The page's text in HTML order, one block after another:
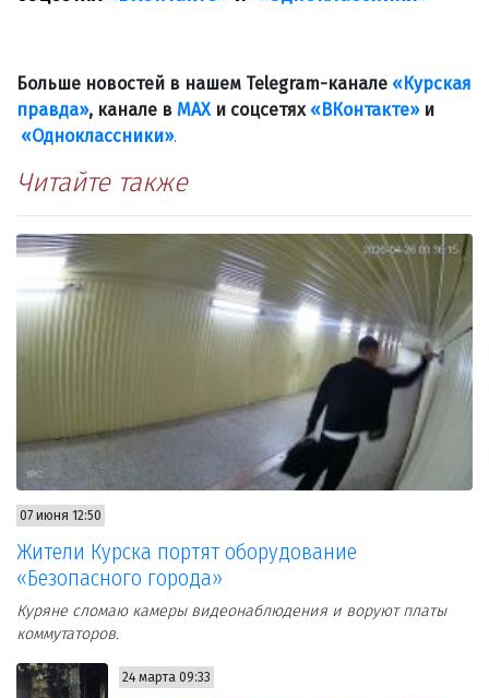
Больше новостей в нашем Telegram-канале «Курская
правда», канале в МАХи соцсетях «ВКонтакте»и
«Одноклассники».
Читайте также
07 июня 12:50
Жители Курска портят оборудование
«Безопасного города»
Куряне сломаю камеры видеонаблюдения и воруют платы
коммутаторов.
24 марта 09:33